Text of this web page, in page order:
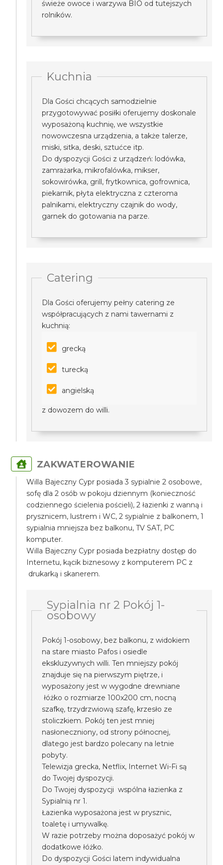
świeże owoce i warzywa BIO od tutejszych
rolników.
Kuchnia
Dla Gości chcących samodzielnie
przygotowywać posiłki oferujemy doskonale
wyposażoną kuchnię, we wszystkie
nowowczesna urządzenia, a także talerze,
miski, sitka, deski, sztućce itp.
Do dyspozycji Gości z urządzeń: lodówka,
zamrażarka, mikrofalówka, mikser,
sokowirówka, grill, frytkownica, gofrownica,
piekarnik, płyta elektryczna z czteroma
palnikami, elektryczny czajnik do wody,
garnek do gotowania na parze.
Catering
Dla Gości oferujemy pełny catering ze
współpracujących z nami tawernami z
kuchnią:
grecką
turecką
angielską
z dowozem do willi.
ZAKWATEROWANIE
Willa Bajeczny Cypr posiada 3 sypialnie 2 osobowe,
sofę dla 2 osób w pokoju dziennym (konieczność
codziennego ścielenia pościeli), 2 łazienki z wanną i
prysznicem, lustrem i WC, 2 sypialnie z balkonem, 1
sypialnia mniejsza bez balkonu, TV SAT, PC
komputer.
Willa Bajeczny Cypr posiada bezpłatny dostęp do
Internetu, kącik biznesowy z komputerem PC z
drukarką i skanerem.
Sypialnia nr 2 Pokój 1-
osobowy
Pokój 1-osobowy, bez balkonu, z widokiem
na stare miasto Pafos i osiedle
ekskluzywnych willi. Ten mniejszy pokój
znajduje się na pierwszym piętrze, i
wyposażony jest w wygodne drewniane
łóżko o rozmiarze 100x200 cm, nocną
szafkę, trzydrzwiową szafę, krzesło ze
stoliczkiem. Pokój ten jest mniej
nasłoneczniony, od strony północnej,
dlatego jest bardzo polecany na letnie
pobyty.
Telewizja grecka, Netflix, Internet Wi-Fi są
do Twojej dyspozycji.
Do Twojej dyspozycji wspólna łazienka z
Sypialnią nr 1.
Łazienka wyposażona jest w prysznic,
toaletę i umywalkę.
W razie potrzeby można doposażyć pokój w
dodatkowe łóżko.
Do dyspozycji Gości latem indywidualna